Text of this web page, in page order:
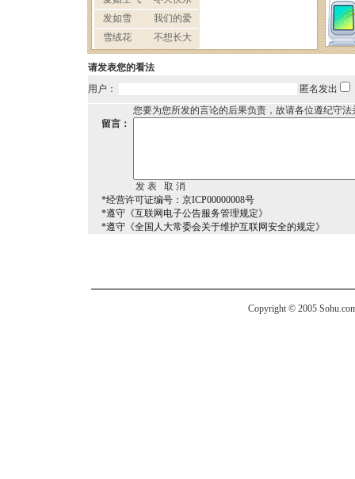
请发表您的看法
用户：
匿名发出
您要为您所发的言论的后果负责，故请各位遵纪守
留言：
*经营许可证编号：京ICP00000008号
*遵守《互联网电子公告服务管理规定》
*遵守《全国人大常委会关于维护互联网安全的规定》
Copyright © 2005